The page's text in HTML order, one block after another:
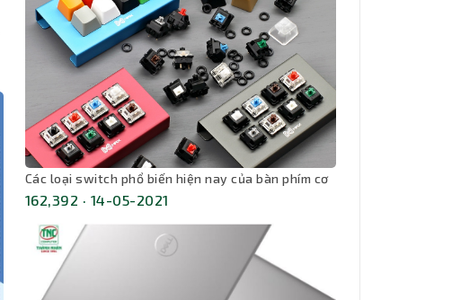
Các loại switch phổ biến hiện nay của bàn phím cơ
162,392 · 14-05-2021